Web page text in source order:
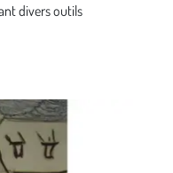
divers outils